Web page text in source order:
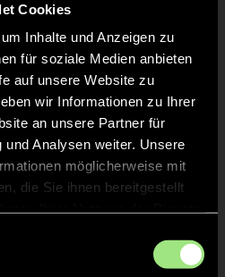
Cookies
Inhalte und Anzeigen zu
für soziale Medien anbieten
auf unsere Website zu
wir Informationen zu Ihrer
an unsere Partner für
Analysen weiter. Unsere
möglicherweise mit
die Sie ihnen bereitgestellt
30